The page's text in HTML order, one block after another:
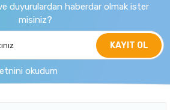
duyurulardan haberdar olmak ister
misiniz?
KAYIT OL
okudum